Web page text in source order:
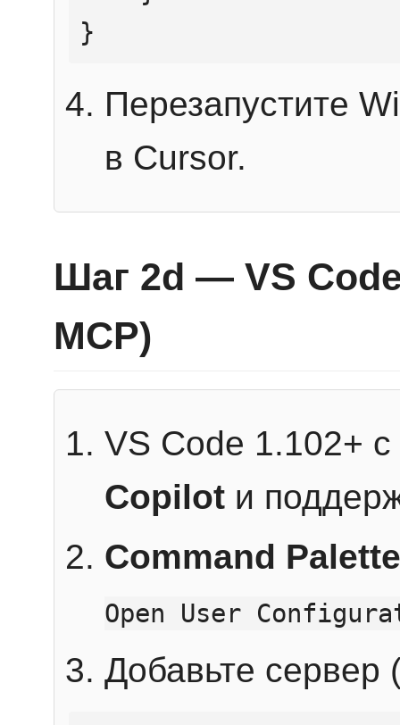
}
Перезапустите
в Cursor.
Шаг 2d — VS
MCP)
VS Code 1.102+
Copilot и
Command Palette
Open User
Добавьте сервер